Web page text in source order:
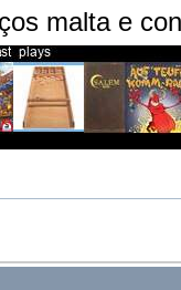
malta e